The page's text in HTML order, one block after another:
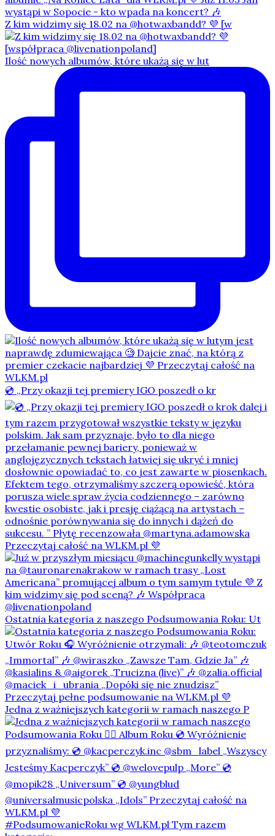
Z kim widzimy się 18.02 na @hotwaxbandd? 💜 [w
Ilość nowych albumów, które ukażą się w lut
💿 „Przy okazji tej premiery IGO poszedł o kr
Ostatnia kategoria z naszego Podsumowania Roku: Ut
Jedna z ważniejszych kategorii w ramach naszego P
#PodsumowanieRoku wg WLKM.pl Tym razem